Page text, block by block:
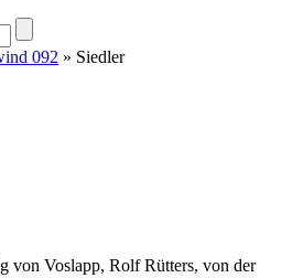
092 » Siedler
von Voslapp, Rolf Rütters, von der